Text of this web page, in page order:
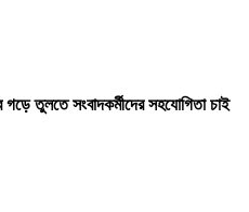
তুলতে সংবাদকর্মীদের সহযোগিতা চাই